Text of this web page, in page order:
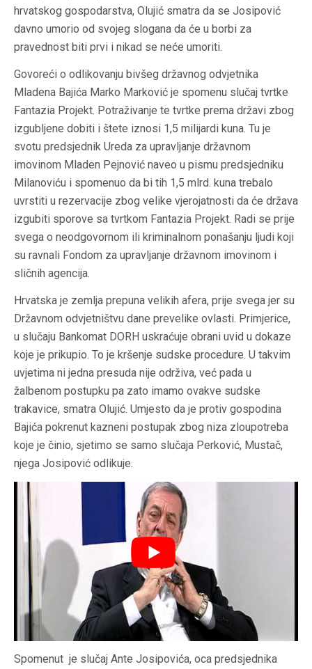
hrvatskog gospodarstva, Olujić smatra da se Josipović
davno umorio od svojeg slogana da će u borbi za
pravednost biti prvi i nikad se neće umoriti.
Govoreći o odlikovanju bivšeg državnog odvjetnika
Mladena Bajića Marko Marković je spomenu slučaj tvrtke
Fantazia Projekt. Potraživanje te tvrtke prema državi zbog
izgubljene dobiti i štete iznosi 1,5 milijardi kuna. Tu je
svotu predsjednik Ureda za upravljanje državnom
imovinom Mladen Pejnović naveo u pismu predsjedniku
Milanoviću i spomenuo da bi tih 1,5 mlrd. kuna trebalo
uvrstiti u rezervacije zbog velike vjerojatnosti da će država
izgubiti sporove sa tvrtkom Fantazia Projekt. Radi se prije
svega o neodgovornom ili kriminalnom ponašanju ljudi koji
su ravnali Fondom za upravljanje državnom imovinom i
sličnih agencija.
Hrvatska je zemlja prepuna velikih afera, prije svega jer su
Državnom odvjetništvu dane prevelike ovlasti. Primjerice,
u slučaju Bankomat DORH uskraćuje obrani uvid u dokaze
koje je prikupio. To je kršenje sudske procedure. U takvim
uvjetima ni jedna presuda nije održiva, već pada u
žalbenom postupku pa zato imamo ovakve sudske
trakavice, smatra Olujić. Umjesto da je protiv gospodina
Bajića pokrenut kazneni postupak zbog niza zloupotreba
koje je činio, sjetimo se samo slučaja Perković, Mustač,
njega Josipović odlikuje.
Spomenut je slučaj Ante Josipovića, oca predsjednika